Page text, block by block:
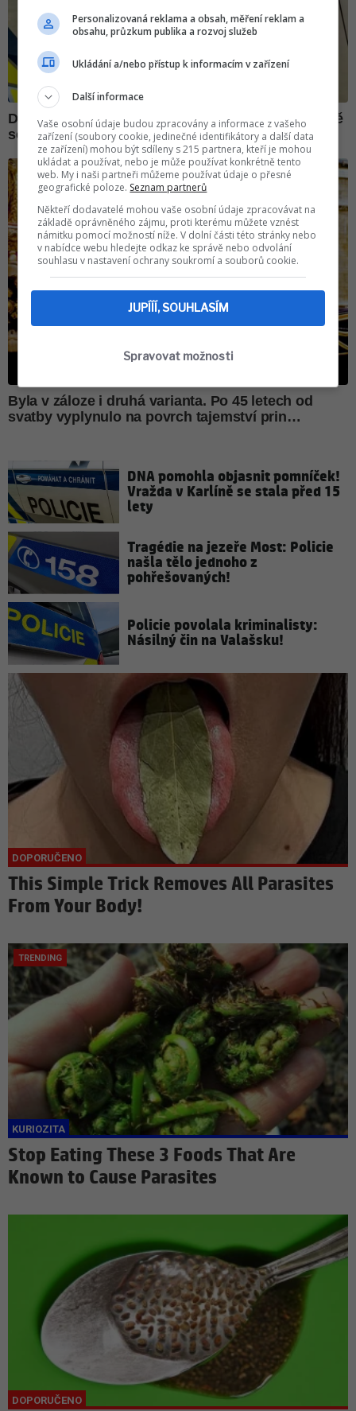
DNA pomohla objasnit pomníček!
Vražda v Karlíně se stala před 15
lety
Tragédie na jezeře Most: Policie
našla tělo jednoho z
pohřešovaných!
Policie povolala kriminalisty:
Násilný čin na Valašsku!
This Simple Trick Removes All Parasites
From Your Body!
Stop Eating These 3 Foods That Are
Known to Cause Parasites
Personalizovaná reklama a obsah, měření reklam a
obsahu, průzkum publika a rozvoj služeb
Ukládání a/nebo přístup k informacím v zařízení
Další informace
Vaše osobní údaje budou zpracovány a informace z vašeho
zařízení (soubory cookie, jedinečné identifikátory a další data
ze zařízení) mohou být sdíleny s 215 partnera, kteří je mohou
ukládat a používat, nebo je může používat konkrétně tento
web. My i naši partneři můžeme používat údaje o přesné
geografické poloze. Seznam partnerů
Někteří dodavatelé mohou vaše osobní údaje zpracovávat na
základě oprávněného zájmu, proti kterému můžete vznést
námitku pomocí možností níže. V dolní části této stránky nebo
v nabídce webu hledejte odkaz ke správě nebo odvolání
souhlasu v nastavení ochrany soukromí a souborů cookie.
JUPÍÍÍ, SOUHLASÍM
Spravovat možnosti